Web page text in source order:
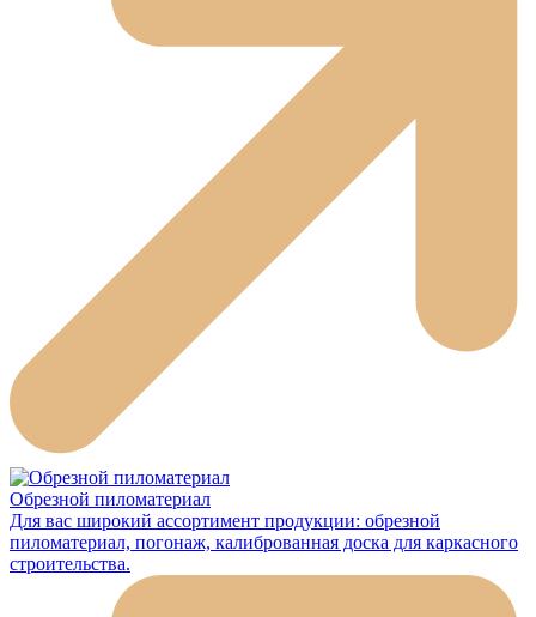
Обрезной пиломатериал
Для вас широкий ассортимент продукции: обрезной
пиломатериал, погонаж, калиброванная доска для каркасного
строительства.